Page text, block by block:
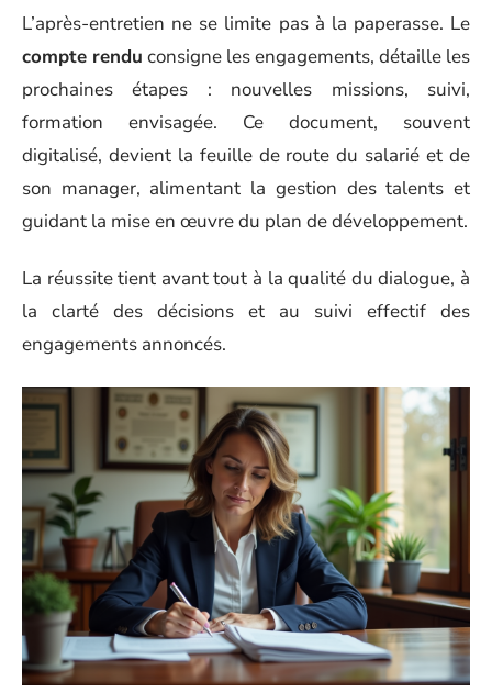
L’après-entretien ne se limite pas à la paperasse. Le
compte rendu consigne les engagements, détaille les
prochaines étapes : nouvelles missions, suivi,
formation envisagée. Ce document, souvent
digitalisé, devient la feuille de route du salarié et de
son manager, alimentant la gestion des talents et
guidant la mise en œuvre du plan de développement.
La réussite tient avant tout à la qualité du dialogue, à
la clarté des décisions et au suivi effectif des
engagements annoncés.